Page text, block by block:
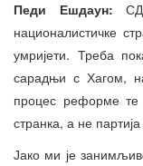
Педи Ешдаун:
националистичке
умријети. Треба
сарадњи с Хагом,
процес реформе те
странка, а не
Јако ми је